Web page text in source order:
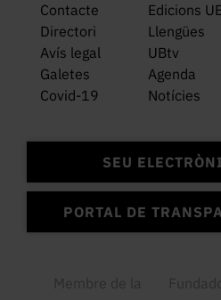
Contacte
Edicions
Directori
Llengües
Avís legal
UBtv
Galetes
Agenda
Covid-19
Notícies
SEU
PORTAL DE
Membre de la